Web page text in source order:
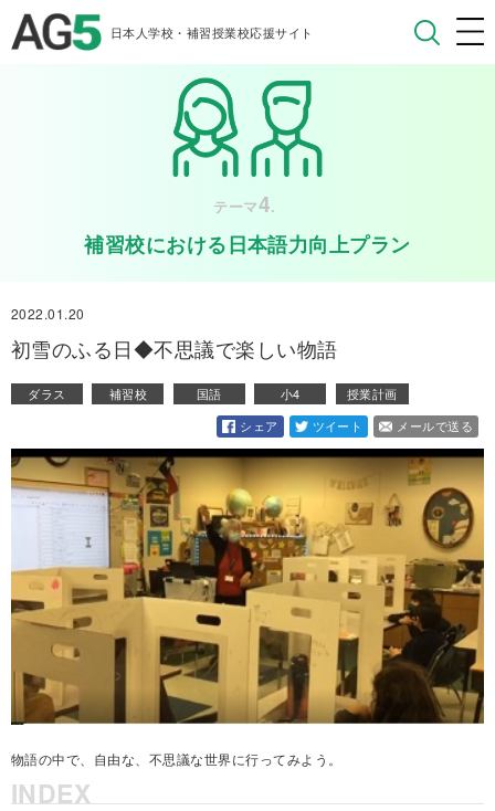
日本人学校・補習授業校応援サイト
テーマ4.
補習校における日本語力向上プラン
2022.01.20
初雪のふる日◆不思議で楽しい物語
ダラス 補習校 国語 小4
授業計画
シェア
ツイート メールで送る
物語の中で、自由な、不思議な世界に行ってみよう。
INDEX